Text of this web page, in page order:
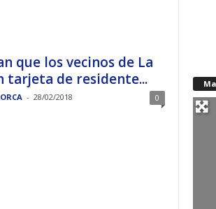
que los vecinos de La
tarjeta de residente...
- 28/02/2018 0